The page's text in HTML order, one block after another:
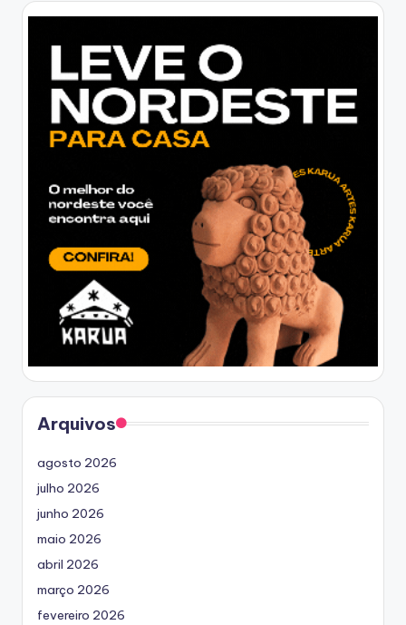
Arquivos
agosto 2026
julho 2026
junho 2026
maio 2026
abril 2026
março 2026
fevereiro 2026